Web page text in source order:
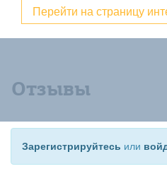
Перейти на страницу
Отзывы
Зарегистрируйтесь или